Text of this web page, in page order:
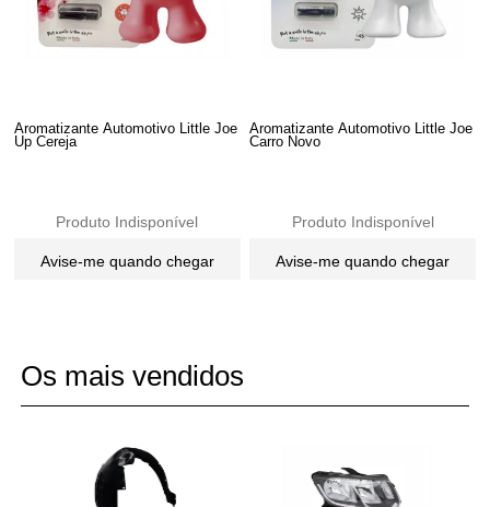
Aromatizante Automotivo Little Joe
Up Cereja
Produto Indisponível
Avise-me quando chegar
Aromatizante Automotivo Little Joe
Carro Novo
Produto Indisponível
Avise-me quando chegar
Os mais vendidos